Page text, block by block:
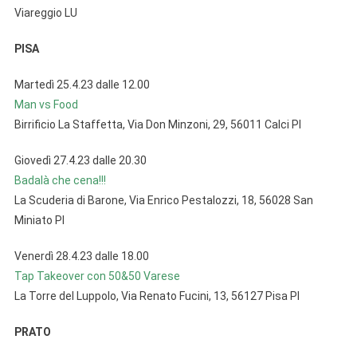
Viareggio LU
PISA
Martedì 25.4.23 dalle 12.00
Man vs Food
Birrificio La Staffetta, Via Don Minzoni, 29, 56011 Calci PI
Giovedì 27.4.23 dalle 20.30
Badalà che cena!!!
La Scuderia di Barone, Via Enrico Pestalozzi, 18, 56028 San
Miniato PI
Venerdì 28.4.23 dalle 18.00
Tap Takeover con 50&50 Varese
La Torre del Luppolo, Via Renato Fucini, 13, 56127 Pisa PI
PRATO